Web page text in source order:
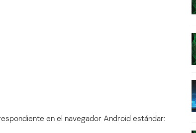
en el navegador Android estándar: